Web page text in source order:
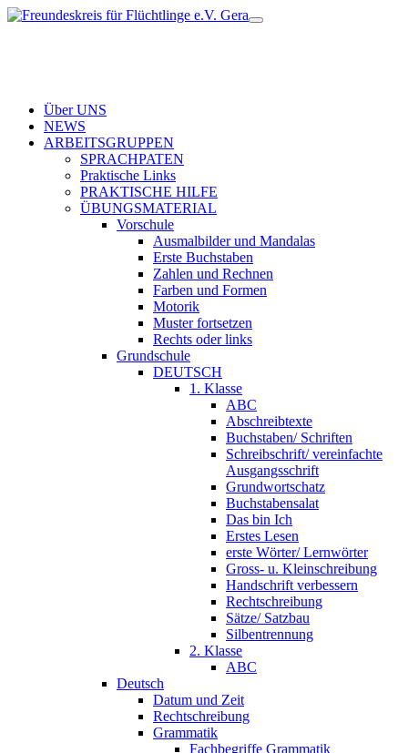
Über UNS
NEWS
ARBEITSGRUPPEN
SPRACHPATEN
Praktische Links
PRAKTISCHE HILFE
ÜBUNGSMATERIAL
Vorschule
Ausmalbilder und Mandalas
Erste Buchstaben
Zahlen und Rechnen
Farben und Formen
Motorik
Muster fortsetzen
Rechts oder links
Grundschule
DEUTSCH
1. Klasse
ABC
Abschreibtexte
Buchstaben/ Schriften
Schreibschrift/ vereinfachte
Ausgangsschrift
Grundwortschatz
Buchstabensalat
Das bin Ich
Erstes Lesen
erste Wörter/ Lernwörter
Gross- u. Kleinschreibung
Handschrift verbessern
Rechtschreibung
Sätze/ Satzbau
Silbentrennung
2. Klasse
ABC
Deutsch
Datum und Zeit
Rechtschreibung
Grammatik
Fachbegriffe Grammatik